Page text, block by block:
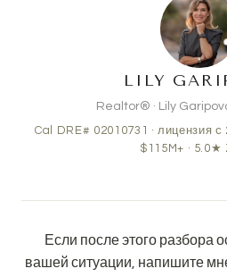
LILY
Realtor® · Lily
Cal DRE# 02010731 · лицензия с
$115M+ · 5.0★
Если после этого разбора
вашей ситуации, напишите